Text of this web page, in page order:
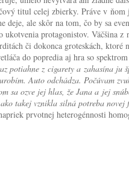
titul celej zbierky. Práve v
ale skôr na tom, čo by sa
protagonistov. Väčšina
či dokonca groteskách,
do popredia aj hra so
potiahne z cigarety a zahasína
Auto odchádza. Počúvam
sa ozve jej hlas, že Jana a jej
takej vznikla silná potreba
prvotnej heterogénnosti